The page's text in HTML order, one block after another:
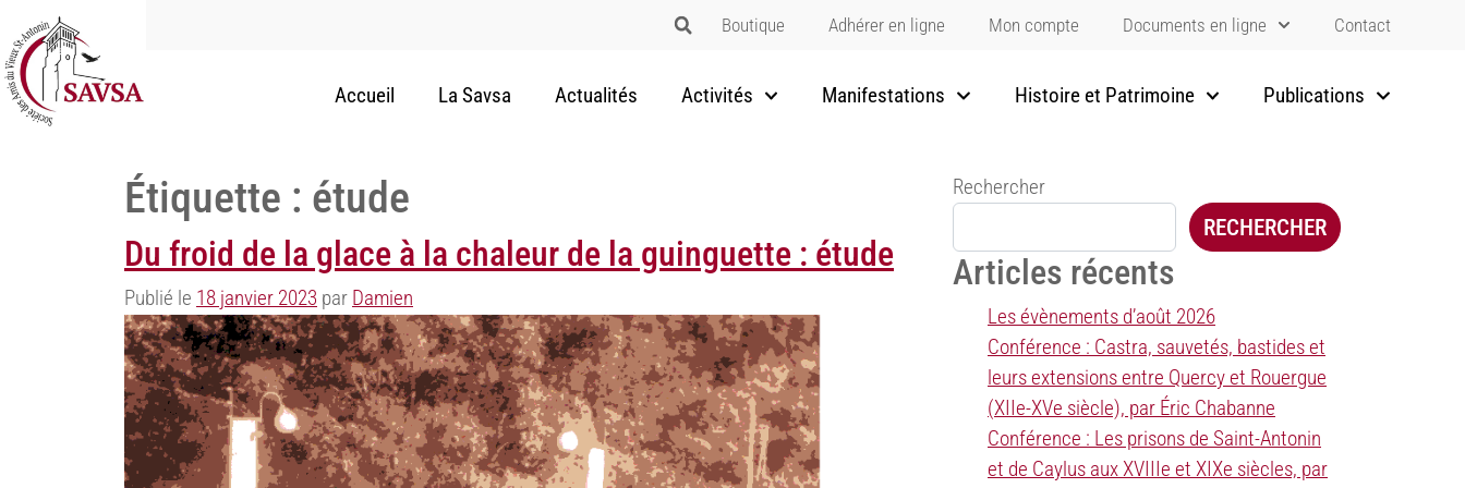
Boutique Adhérer en ligne Mon compte Documents en ligne Contact
Accueil La Savsa Actualités Activités Manifestations Histoire et Patrimoine Publications
Étiquette : étude
Du froid de la glace à la chaleur de la guinguette : étude
Publié le 18 janvier 2023 par Damien
Rechercher
RECHERCHER
Articles récents
Les évènements d’août 2026
Conférence : Castra, sauvetés, bastides et
leurs extensions entre Quercy et Rouergue
(XIIe-XVe siècle), par Éric Chabanne
Conférence : Les prisons de Saint-Antonin
et de Caylus aux XVIIIe et XIXe siècles, par